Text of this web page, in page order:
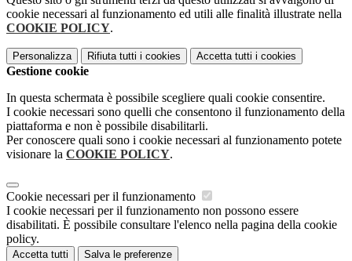
cookie necessari al funzionamento ed utili alle finalità illustrate nella
COOKIE POLICY.
Personalizza Rifiuta tutti i cookies Accetta tutti i cookies
Gestione cookie
In questa schermata è possibile scegliere quali cookie consentire.
I cookie necessari sono quelli che consentono il funzionamento della
piattaforma e non è possibile disabilitarli.
Per conoscere quali sono i cookie necessari al funzionamento potete
visionare la COOKIE POLICY.
Cookie necessari per il funzionamento
I cookie necessari per il funzionamento non possono essere
disabilitati. È possibile consultare l'elenco nella pagina della cookie
policy.
Accetta tutti Salva le preferenze